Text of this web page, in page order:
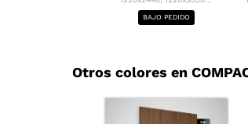
BAJO PEDIDO
Otros colores en